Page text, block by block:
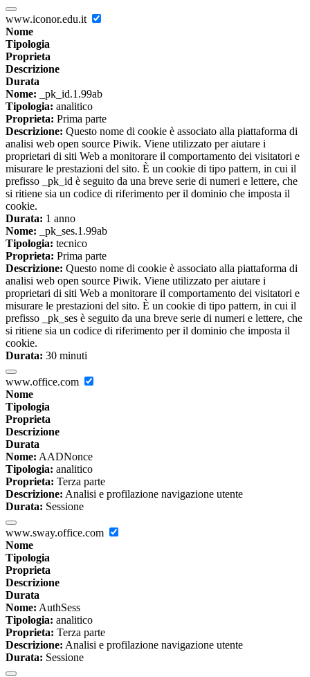
www.iconor.edu.it
Nome
Tipologia
Proprieta
Descrizione
Durata
Nome: _pk_id.1.99ab
Tipologia: analitico
Proprieta: Prima parte
Descrizione: Questo nome di cookie è associato alla piattaforma di
analisi web open source Piwik. Viene utilizzato per aiutare i
proprietari di siti Web a monitorare il comportamento dei visitatori e
misurare le prestazioni del sito. È un cookie di tipo pattern, in cui il
prefisso _pk_id è seguito da una breve serie di numeri e lettere, che
si ritiene sia un codice di riferimento per il dominio che imposta il
cookie.
Durata: 1 anno
Nome: _pk_ses.1.99ab
Tipologia: tecnico
Proprieta: Prima parte
Descrizione: Questo nome di cookie è associato alla piattaforma di
analisi web open source Piwik. Viene utilizzato per aiutare i
proprietari di siti Web a monitorare il comportamento dei visitatori e
misurare le prestazioni del sito. È un cookie di tipo pattern, in cui il
prefisso _pk_ses è seguito da una breve serie di numeri e lettere, che
si ritiene sia un codice di riferimento per il dominio che imposta il
cookie.
Durata: 30 minuti
www.office.com
Nome
Tipologia
Proprieta
Descrizione
Durata
Nome: AADNonce
Tipologia: analitico
Proprieta: Terza parte
Descrizione: Analisi e profilazione navigazione utente
Durata: Sessione
www.sway.office.com
Nome
Tipologia
Proprieta
Descrizione
Durata
Nome: AuthSess
Tipologia: analitico
Proprieta: Terza parte
Descrizione: Analisi e profilazione navigazione utente
Durata: Sessione